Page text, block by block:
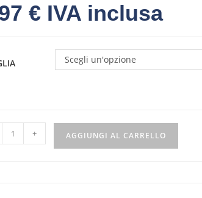
€ IVA inclusa
Scegli un'opzione
+ AGGIUNGI AL CARRELLO